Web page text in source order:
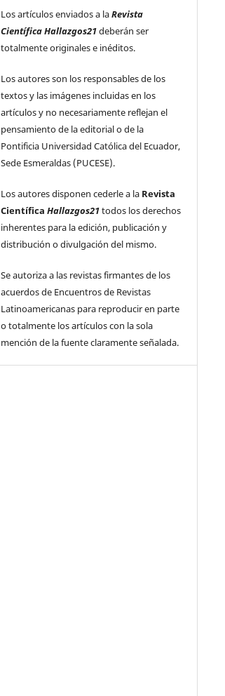
Los artículos enviados a laRevista
Científica Hallazgos21deberán ser
totalmente originales e inéditos.
Los autores son los responsables de los
textos y las imágenes incluidas en los
artículos y no necesariamente reflejan el
pensamiento de la editorial o de la
Pontificia Universidad Católica del Ecuador,
Sede Esmeraldas (PUCESE).
Los autores disponen cederle a la Revista
CientíficaHallazgos21todos los derechos
inherentes para la edición, publicación y
distribución o divulgación del mismo.
Se autoriza a las revistas firmantes de los
acuerdos de Encuentros de Revistas
Latinoamericanas para reproducir en parte
o totalmente los artículos con la sola
mención de la fuente claramente señalada.